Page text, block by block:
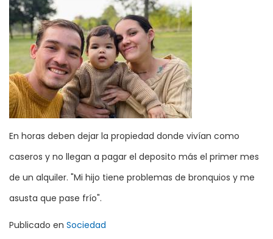
En horas deben dejar la propiedad donde vivían como
caseros y no llegan a pagar el deposito más el primer mes
de un alquiler. "Mi hijo tiene problemas de bronquios y me
asusta que pase frío".
Publicado en Sociedad